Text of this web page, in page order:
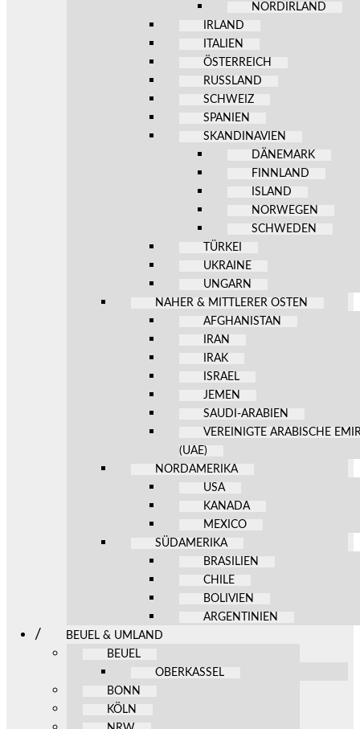
NORDIRLAND
IRLAND
ITALIEN
ÖSTERREICH
RUSSLAND
SCHWEIZ
SPANIEN
SKANDINAVIEN
DÄNEMARK
FINNLAND
ISLAND
NORWEGEN
SCHWEDEN
TÜRKEI
UKRAINE
UNGARN
NAHER & MITTLERER OSTEN
AFGHANISTAN
IRAN
IRAK
ISRAEL
JEMEN
SAUDI-ARABIEN
VEREINIGTE ARABISCHE
(UAE)
NORDAMERIKA
USA
KANADA
MEXICO
SÜDAMERIKA
BRASILIEN
CHILE
BOLIVIEN
ARGENTINIEN
BEUEL & UMLAND
BEUEL
OBERKASSEL
BONN
KÖLN